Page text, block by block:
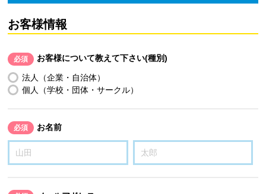
お客様情報
必須 お客様について教えて下さい(種別)
法人（企業・自治体）
個人（学校・団体・サークル）
必須 お名前